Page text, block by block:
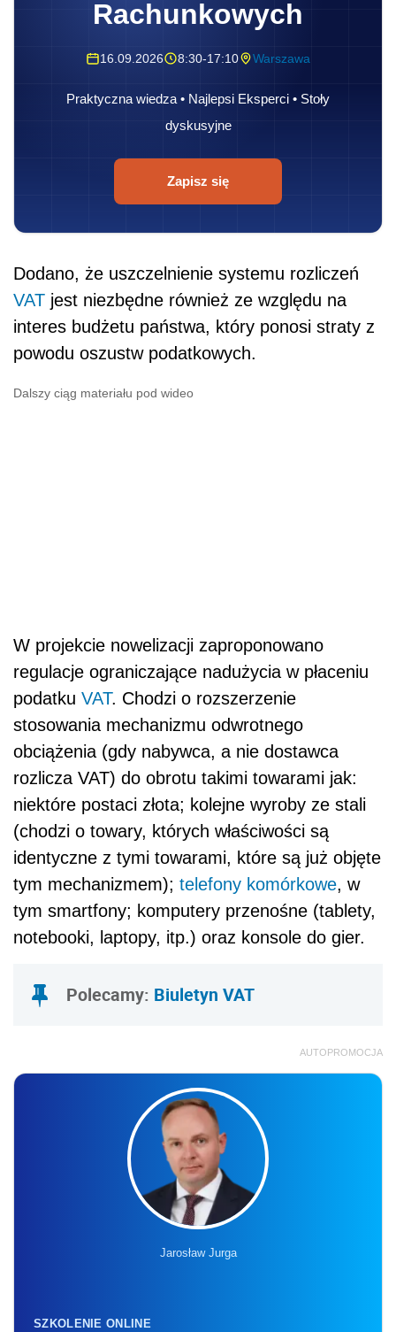
Rachunkowych
16.09.2026 8:30-17:10 Warszawa
Praktyczna wiedza • Najlepsi Eksperci • Stoły
dyskusyjne
Zapisz się
Dodano, że uszczelnienie systemu rozliczeń
VAT jest niezbędne również ze względu na
interes budżetu państwa, który ponosi straty z
powodu oszustw podatkowych.
Dalszy ciąg materiału pod wideo
W projekcie nowelizacji zaproponowano
regulacje ograniczające nadużycia w płaceniu
podatku VAT. Chodzi o rozszerzenie
stosowania mechanizmu odwrotnego
obciążenia (gdy nabywca, a nie dostawca
rozlicza VAT) do obrotu takimi towarami jak:
niektóre postaci złota; kolejne wyroby ze stali
(chodzi o towary, których właściwości są
identyczne z tymi towarami, które są już objęte
tym mechanizmem); telefony komórkowe, w
tym smartfony; komputery przenośne (tablety,
notebooki, laptopy, itp.) oraz konsole do gier.
Polecamy: Biuletyn VAT
AUTOPROMOCJA
Jarosław Jurga
SZKOLENIE ONLINE